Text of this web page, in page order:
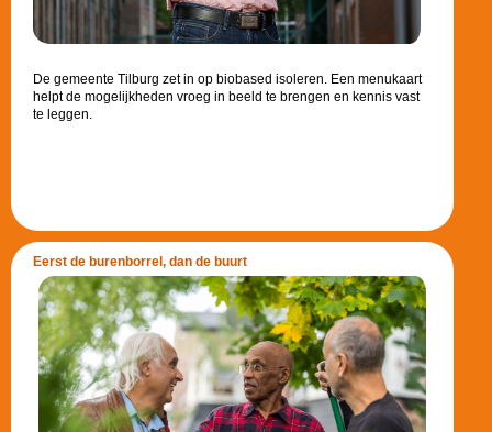
De gemeente Tilburg zet in op biobased isoleren. Een menukaart
helpt de mogelijkheden vroeg in beeld te brengen en kennis vast
te leggen.
Eerst de burenborrel, dan de buurt